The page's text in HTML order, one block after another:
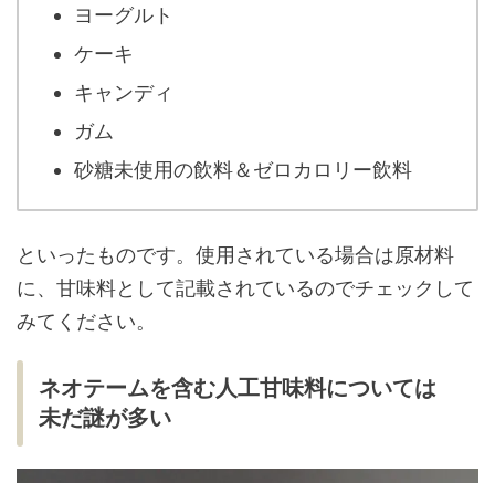
ヨーグルト
ケーキ
キャンディ
ガム
砂糖未使用の飲料＆ゼロカロリー飲料
といったものです。使用されている場合は原材料
に、甘味料として記載されているのでチェックして
みてください。
ネオテームを含む人工甘味料については
未だ謎が多い